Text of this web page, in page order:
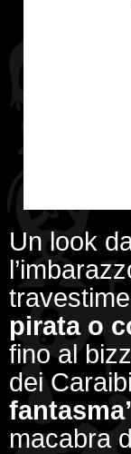
Un look
pirata o
fino al
dei
macabra